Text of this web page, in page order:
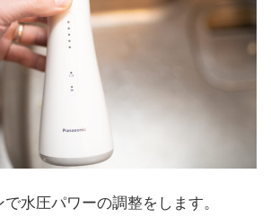
で水圧パワーの調整をします。